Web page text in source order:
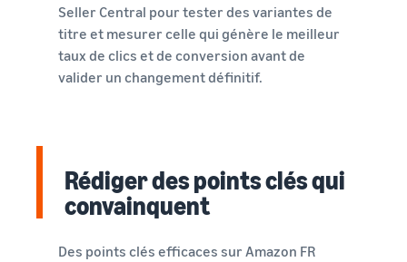
Seller Central pour tester des variantes de
titre et mesurer celle qui génère le meilleur
taux de clics et de conversion avant de
valider un changement définitif.
Rédiger des points clés qui
convainquent
Des points clés efficaces sur Amazon FR